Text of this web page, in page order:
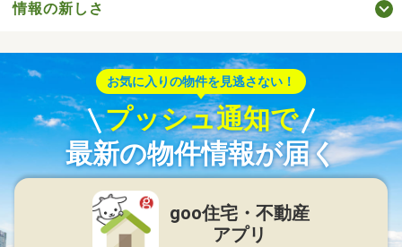
情報の新しさ
お気に入りの物件を見逃さない！
プッシュ通知で
最新の物件情報が届く
goo住宅・不動産
アプリ